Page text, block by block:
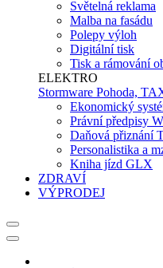
Světelná reklama
Malba na fasádu
Polepy výloh
Digitální tisk
Tisk a rámování
ELEKTRO
Stormware Pohoda,
Ekonomický
Právní předpisy
Daňová přiznání
Personalistika a
Kniha jízd GLX
ZDRAVÍ
VÝPRODEJ